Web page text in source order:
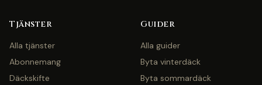
Tjänster
Alla tjänster
Abonnemang
Däckskifte
Guider
Alla guider
Byta vinterdäck
Byta sommardäck